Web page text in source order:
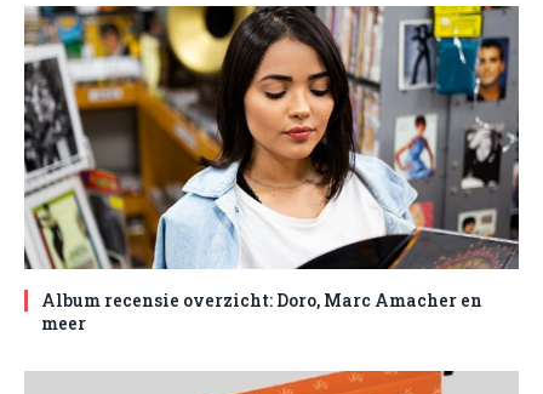
Album recensie overzicht: Doro, Marc Amacher en
meer